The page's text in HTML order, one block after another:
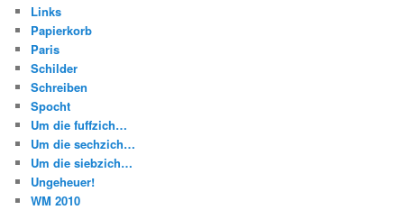
Links
Papierkorb
Paris
Schilder
Schreiben
Spocht
Um die fuffzich…
Um die sechzich…
Um die siebzich…
Ungeheuer!
WM 2010